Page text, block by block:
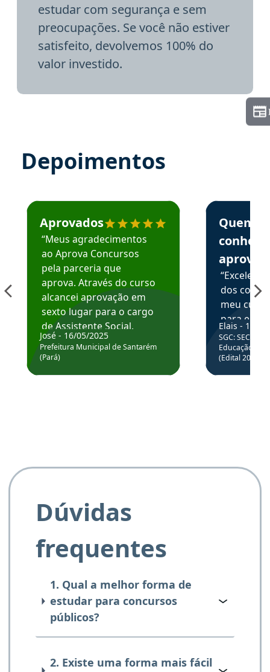
estudar com segurança e sem
preocupações. Se você não estiver
satisfeito, devolvemos 100% do
valor investido.
Depoimentos
Estudante José recomenda o Aprova Concursos em
Aprovados
“Meus agradecimentos
ao Aprova Concursos
pela parceria que
aprova. Através do curso
alcancei aprovação em
sexto lugar para o cargo
de Assistente Social.
Hoje estou atuando na
Prefeitura de Santarém.
José - 16/05/2025
Prefeitura Municipal de Santarém
(Pará)
Estudante
Quem
aprova
dos
meu
para
colocar
através
de
Elais - 15/
SGC: SEC BA
Educação
(Edital
Dúvidas
frequentes
1. Qual a melhor forma de
estudar para concursos
públicos?
2. Existe uma forma mais fácil